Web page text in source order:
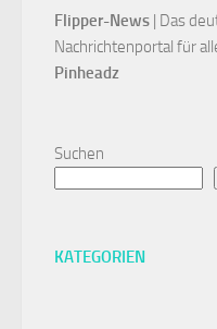
Flipper-News | Das
Nachrichtenportal für
Pinheadz
Suchen
KATEGORIEN